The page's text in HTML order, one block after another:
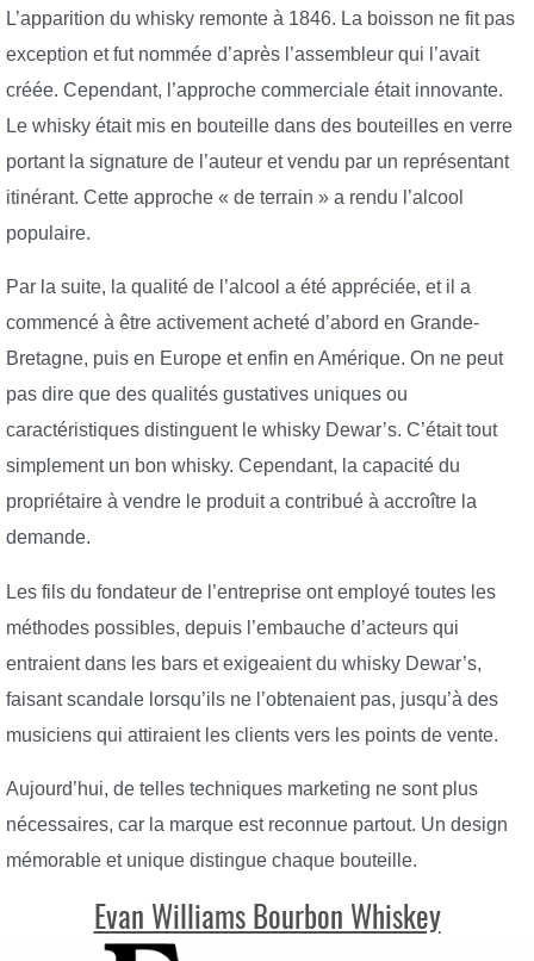
L’apparition du whisky remonte à 1846. La boisson ne fit pas
exception et fut nommée d’après l’assembleur qui l’avait
créée. Cependant, l’approche commerciale était innovante.
Le whisky était mis en bouteille dans des bouteilles en verre
portant la signature de l’auteur et vendu par un représentant
itinérant. Cette approche « de terrain » a rendu l’alcool
populaire.
Par la suite, la qualité de l’alcool a été appréciée, et il a
commencé à être activement acheté d’abord en Grande-
Bretagne, puis en Europe et enfin en Amérique. On ne peut
pas dire que des qualités gustatives uniques ou
caractéristiques distinguent le whisky Dewar’s. C’était tout
simplement un bon whisky. Cependant, la capacité du
propriétaire à vendre le produit a contribué à accroître la
demande.
Les fils du fondateur de l’entreprise ont employé toutes les
méthodes possibles, depuis l’embauche d’acteurs qui
entraient dans les bars et exigeaient du whisky Dewar’s,
faisant scandale lorsqu’ils ne l’obtenaient pas, jusqu’à des
musiciens qui attiraient les clients vers les points de vente.
Aujourd’hui, de telles techniques marketing ne sont plus
nécessaires, car la marque est reconnue partout. Un design
mémorable et unique distingue chaque bouteille.
Evan Williams Bourbon Whiskey